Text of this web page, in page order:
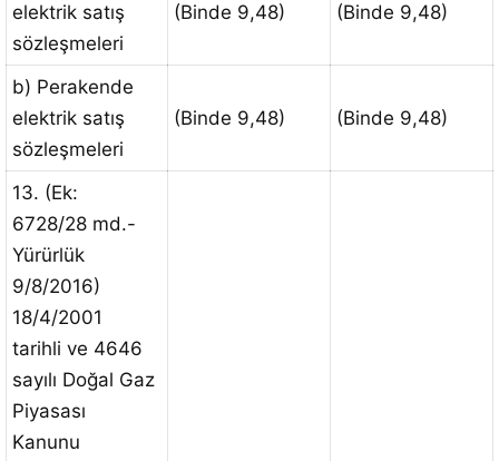
elektrik satış
sözleşmeleri
(Binde 9,48) (Binde 9,48)
b) Perakende
elektrik satış
sözleşmeleri
(Binde 9,48) (Binde 9,48)
13. (Ek:
6728/28 md.-
Yürürlük
9/8/2016)
18/4/2001
tarihli ve 4646
sayılı Doğal Gaz
Piyasası
Kanunu